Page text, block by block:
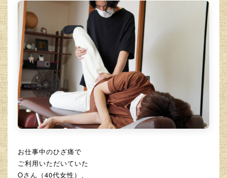
お仕事中のひざ痛で
ご利用いただいていた
Oさん（40代女性）、